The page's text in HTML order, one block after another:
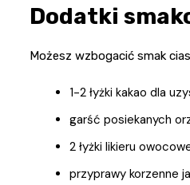
Dodatki
Możesz wzbogacić smak
1-2 łyżki kakao dla
garść posiekanych
2 łyżki likieru
przyprawy korzenne